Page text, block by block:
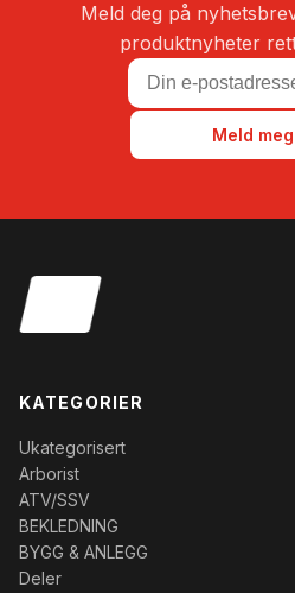
Meld deg på
produktnyheter
Meld
KATEGORIER
Ukategorisert
Arborist
ATV/SSV
BEKLEDNING
BYGG & ANLEGG
Deler